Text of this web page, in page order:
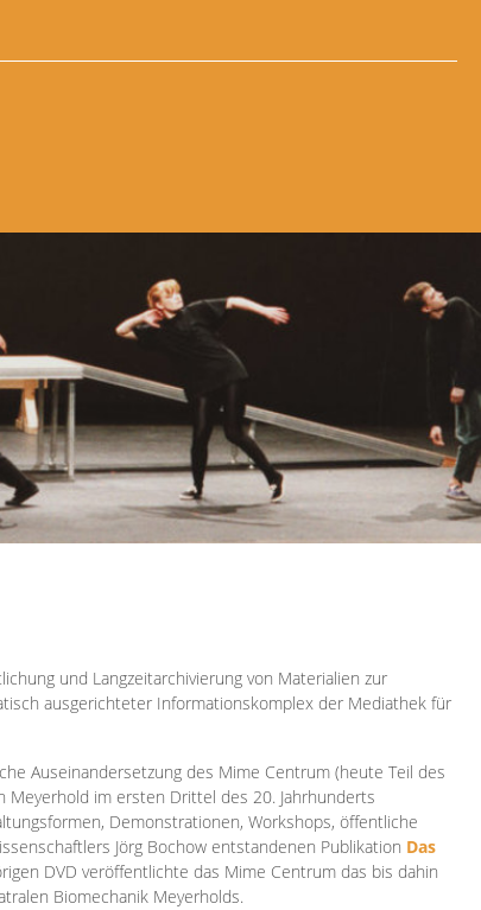
und Langzeitarchivierung von Materialien zur
ausgerichteter Informationskomplex der Mediathek für
Auseinandersetzung des Mime Centrum (heute Teil des
im ersten Drittel des 20. Jahrhunderts
Demonstrationen, Workshops, öffentliche
Jörg Bochow entstandenen Publikation Das
DVD veröffentlichte das Mime Centrum das bis dahin
Biomechanik Meyerholds.